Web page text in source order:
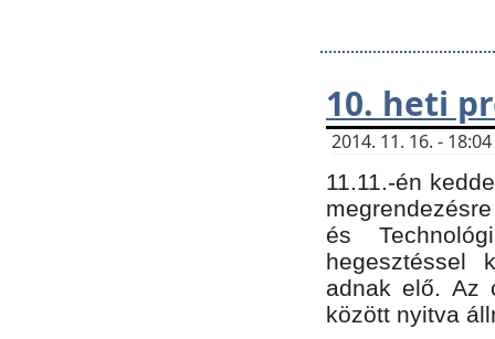
10. heti
2014. 11. 16. -
11.11.-én
és
hegesztéssel
adnak elő. Az
között nyitva